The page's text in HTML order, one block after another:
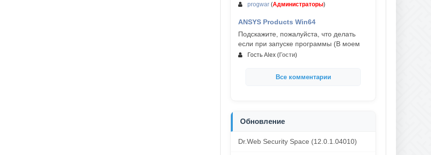
progwar (Администраторы)
ANSYS Products Win64
Подскажите, пожалуйста, что делать
если при запуске программы (В моем
Гость Alex (Гости)
Все комментарии
Обновление
Dr.Web Security Space (12.0.1.04010)